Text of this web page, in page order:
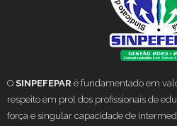
O SINPEFEPAR é fundamentado em
respeito em prol dos profissionais de
força e singular capacidade de